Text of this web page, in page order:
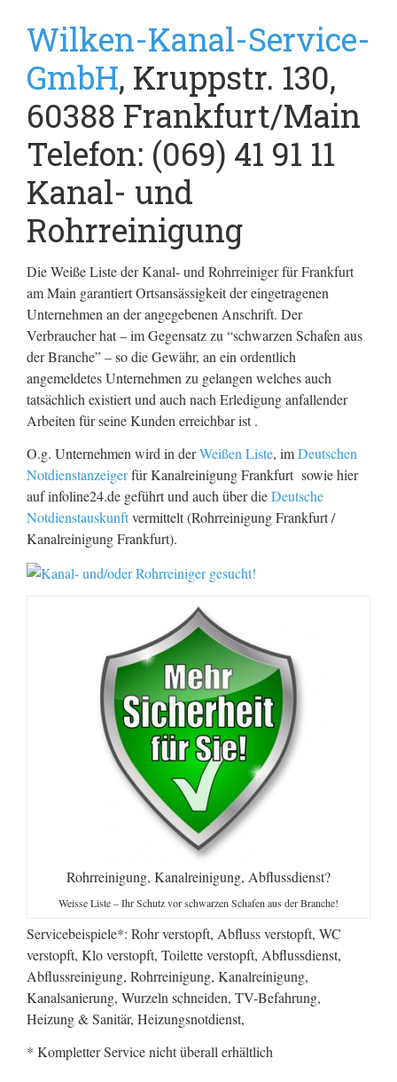
Wilken-Kanal-Service-
GmbH, Kruppstr. 130,
60388 Frankfurt/Main
Telefon: (069) 41 91 11
Kanal- und
Rohrreinigung
Die Weiße Liste der Kanal- und Rohrreiniger für Frankfurt
am Main garantiert Ortsansässigkeit der eingetragenen
Unternehmen an der angegebenen Anschrift. Der
Verbraucher hat – im Gegensatz zu “schwarzen Schafen aus
der Branche” – so die Gewähr, an ein ordentlich
angemeldetes Unternehmen zu gelangen welches auch
tatsächlich existiert und auch nach Erledigung anfallender
Arbeiten für seine Kunden erreichbar ist .
O.g. Unternehmen wird in derWeißen Liste, imDeutschen
Notdienstanzeigerfür Kanalreinigung Frankfurt sowie hier
auf infoline24.de geführt und auch über dieDeutsche
Notdienstauskunftvermittelt (Rohrreinigung Frankfurt /
Kanalreinigung Frankfurt).
Rohrreinigung, Kanalreinigung, Abflussdienst?
Weisse Liste – Ihr Schutz vor schwarzen Schafen aus der Branche!
Servicebeispiele*: Rohr verstopft, Abfluss verstopft, WC
verstopft, Klo verstopft, Toilette verstopft, Abflussdienst,
Abflussreinigung, Rohrreinigung, Kanalreinigung,
Kanalsanierung, Wurzeln schneiden, TV-Befahrung,
Heizung & Sanitär, Heizungsnotdienst,
* Kompletter Service nicht überall erhältlich